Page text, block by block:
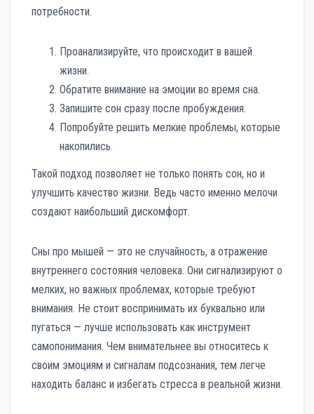
потребности.
Проанализируйте, что происходит в вашей
жизни.
Обратите внимание на эмоции во время сна.
Запишите сон сразу после пробуждения.
Попробуйте решить мелкие проблемы, которые
накопились.
Такой подход позволяет не только понять сон, но и
улучшить качество жизни. Ведь часто именно мелочи
создают наибольший дискомфорт.
Сны про мышей — это не случайность, а отражение
внутреннего состояния человека. Они сигнализируют о
мелких, но важных проблемах, которые требуют
внимания. Не стоит воспринимать их буквально или
пугаться — лучше использовать как инструмент
самопонимания. Чем внимательнее вы относитесь к
своим эмоциям и сигналам подсознания, тем легче
находить баланс и избегать стресса в реальной жизни.